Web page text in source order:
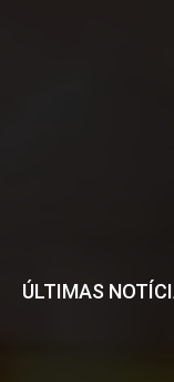
ÚLTIMAS